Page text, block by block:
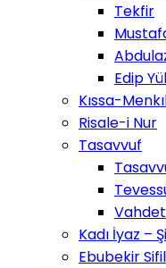
Tekfir
Edip
Kıssa-
Risale-i Nur
Tasavvuf
Kadı İyaz –
Ebubekir Sifil